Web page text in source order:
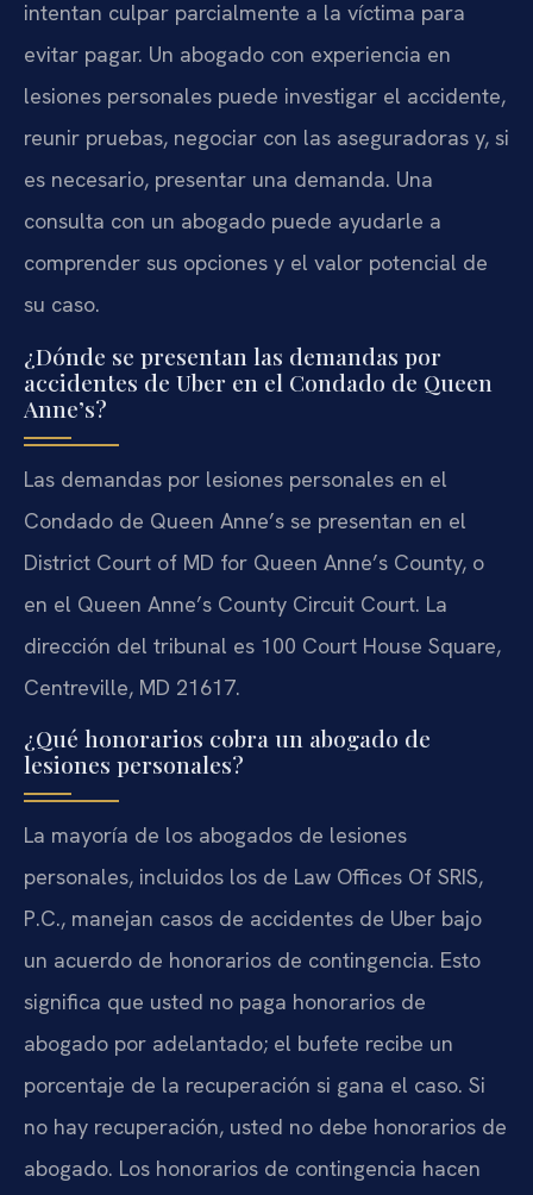
intentan culpar parcialmente a la víctima para
evitar pagar. Un abogado con experiencia en
lesiones personales puede investigar el accidente,
reunir pruebas, negociar con las aseguradoras y, si
es necesario, presentar una demanda. Una
consulta con un abogado puede ayudarle a
comprender sus opciones y el valor potencial de
su caso.
¿Dónde se presentan las demandas por
accidentes de Uber en el Condado de Queen
Anne’s?
Las demandas por lesiones personales en el
Condado de Queen Anne’s se presentan en el
District Court of MD for Queen Anne’s County, o
en el Queen Anne’s County Circuit Court. La
dirección del tribunal es 100 Court House Square,
Centreville, MD 21617.
¿Qué honorarios cobra un abogado de
lesiones personales?
La mayoría de los abogados de lesiones
personales, incluidos los de Law Offices Of SRIS,
P.C., manejan casos de accidentes de Uber bajo
un acuerdo de honorarios de contingencia. Esto
significa que usted no paga honorarios de
abogado por adelantado; el bufete recibe un
porcentaje de la recuperación si gana el caso. Si
no hay recuperación, usted no debe honorarios de
abogado. Los honorarios de contingencia hacen